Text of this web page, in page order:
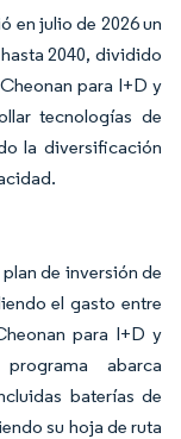
en julio de 2026 un
2040, dividido
para I+D y
tecnologías de
la diversificación
de inversión de
el gasto entre
para I+D y
abarca
baterías de
su hoja de ruta